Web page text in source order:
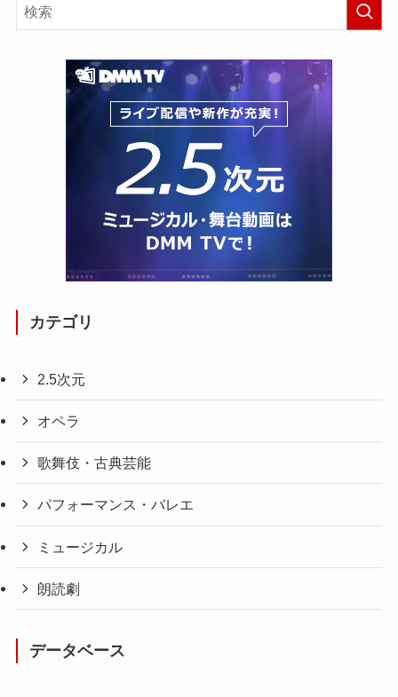
カテゴリ
2.5次元
オペラ
歌舞伎・古典芸能
パフォーマンス・バレエ
ミュージカル
朗読劇
データベース